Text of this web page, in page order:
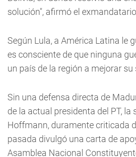
solución", afirmó el
Según Lula, a América Latina le
es consciente de que ninguna
un país de la región a mejorar su
Sin una defensa directa de
de la actual presidenta del PT, la
Hoffmann, duramente criticada
pasada divulgó una carta de
Asamblea Nacional